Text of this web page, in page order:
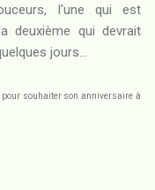
l'une qui est
deuxième qui devrait
jours...
pour souhaiter son anniversaire à